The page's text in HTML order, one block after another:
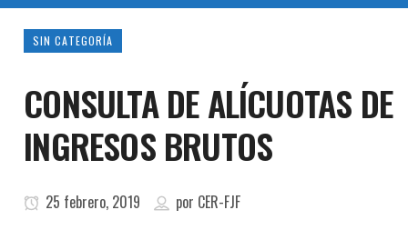
SIN CATEGORÍA
CONSULTA DE ALÍCUOTAS DE
INGRESOS BRUTOS
25 febrero, 2019 por CER-FJF